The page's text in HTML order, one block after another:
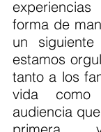
forma de
un
estamos
tanto a los
vida
audiencia